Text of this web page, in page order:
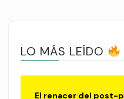
LO MÁS LEÍDO
El renacer del post-